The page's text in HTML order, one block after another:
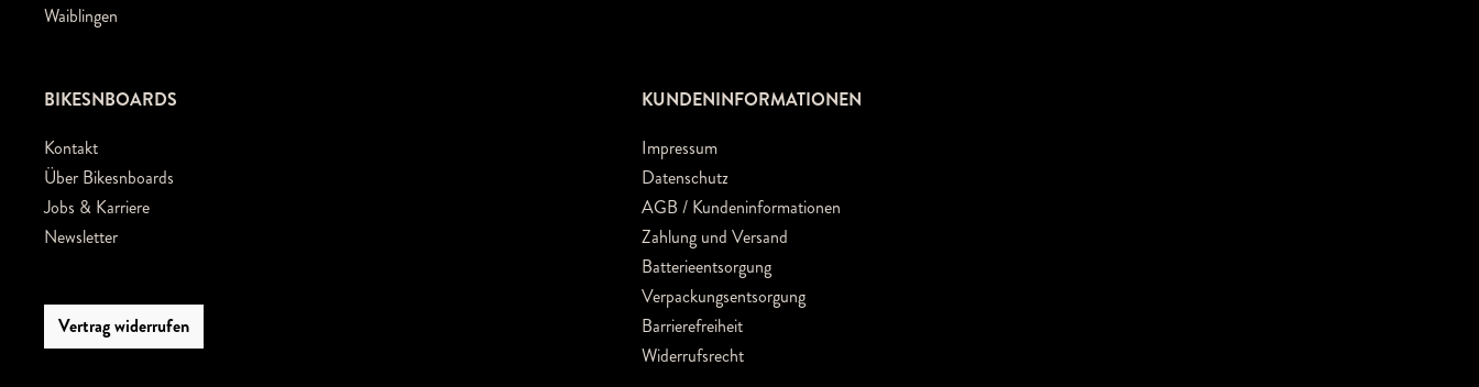
Waiblingen
BIKESNBOARDS
Kontakt
Über Bikesnboards
Jobs & Karriere
Newsletter
Vertrag widerrufen
KUNDENINFORMATIONEN
Impressum
Datenschutz
AGB / Kundeninformationen
Zahlung und Versand
Batterieentsorgung
Verpackungsentsorgung
Barrierefreiheit
Widerrufsrecht